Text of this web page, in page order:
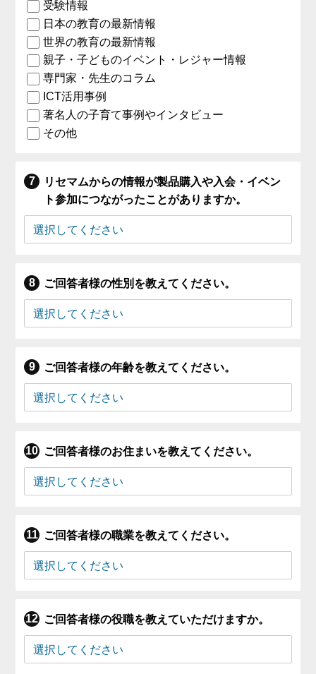
受験情報
日本の教育の最新情報
世界の教育の最新情報
親子・子どものイベント・レジャー情報
専門家・先生のコラム
ICT活用事例
著名人の子育て事例やインタビュー
その他
リセマムからの情報が製品購入や入会・イベン
ト参加につながったことがありますか。
ご回答者様の性別を教えてください。
ご回答者様の年齢を教えてください。
ご回答者様のお住まいを教えてください。
ご回答者様の職業を教えてください。
ご回答者様の役職を教えていただけますか。